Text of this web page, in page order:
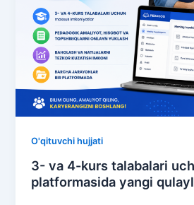
O'qituvchi hujjati
3- va 4-kurs talabalari
platformasida yangi